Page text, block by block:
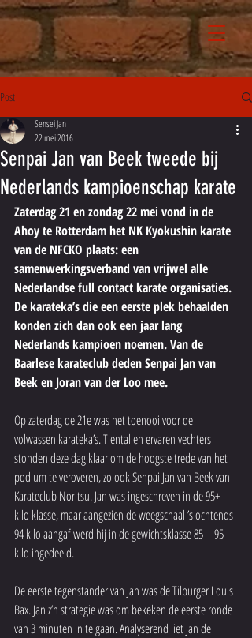
Post
Senpai Jan van Beek tweede bij
Nederlands kampioenschap karate
Sensei Jan
22 mei 2016
Zaterdag 21 en zondag 22 mei vond in de
Ahoy te Rotterdam het NK Kyokushin karate
van de NFCKO plaats: een
samenwerkingsverband van vrijwel alle
Nederlandse full contact karate organisaties.
De karateka’s die een eerste plek behaalden
konden zich dan ook een jaar lang
Nederlands kampioen noemen. Van de
Baarlese karateclub deden Senpai Jan van
Beek en Joran van der Loo mee.
Op zaterdag de 21e was het toenooi voor de
volwassen karateka’s. Tientallen ervaren vechters
stonden deze dag klaar om de hoogste trede van het
podium te veroveren, zo ook Senpai Jan van Beek van
Karateclub Noritsu. Jan was ingeschreven in de 95+
kilo klasse, maar aangezien de weegschaal ’s ochtends
94 kilo aangaf werd hij in de gewichtsklasse 85 – 95
kilo ingedeeld.
De eerste tegenstander van Jan was de Tilburger Louis
Bax. Jan z’n strategie was om bekeken de eerste ronde
van 3 minuten in te gaan. Analyserend liet Jan de